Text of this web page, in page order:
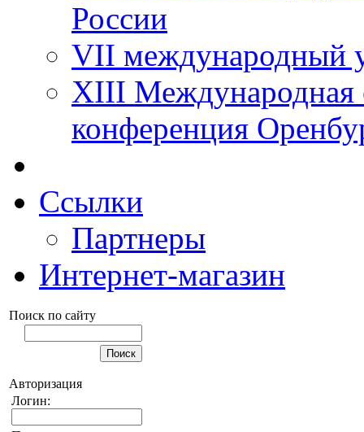
России
VII международный
XIII Международная
конференция
Ссылки
Партнеры
Интернет-магазин
Поиск по сайту
Авторизация
Логин: